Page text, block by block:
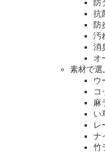
防
抗
防
汚
消
オ
素材で選
ウ
コ
麻
い
レ
ナ
竹